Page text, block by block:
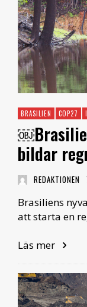
BRASILIEN COP27
bildar
REDAKTIONEN
Brasiliens
att starta en
Läs mer